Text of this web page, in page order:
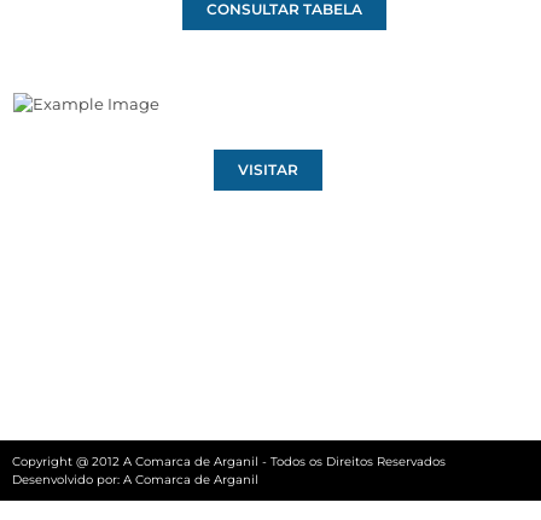
CONSULTAR TABELA
VISITAR
Copyright @ 2012 A Comarca de Arganil - Todos os Direitos Reservados
Desenvolvido por: A Comarca de Arganil